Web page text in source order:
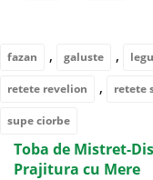
fazan , galuste ,
retete revelion , retete
supe ciorbe
Toba de Mistret-
Prajitura cu Mere